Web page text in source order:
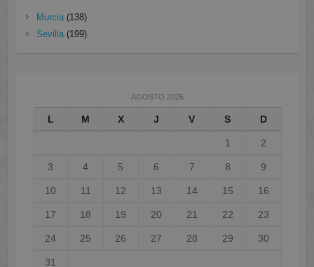
Murcia(138)
Sevilla(199)
AGOSTO 2026
L M X J V S D
1 2
3 4 5 6 7 8 9
10 11 12 13 14 15 16
17 18 19 20 21 22 23
24 25 26 27 28 29 30
31